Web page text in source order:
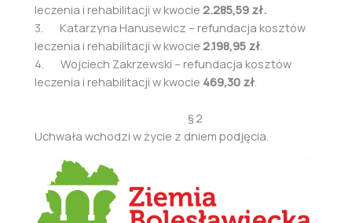
leczenia i rehabilitacji w kwocie 2.285,59 zł.
3. Katarzyna Hanusewicz – refundacja kosztów
leczenia i rehabilitacji w kwocie 2.198,95 zł
4. Wojciech Zakrzewski – refundacja kosztów
leczenia i rehabilitacji w kwocie 469,30 zł
§ 2
Uchwała wchodzi w życie z dniem podjęcia.